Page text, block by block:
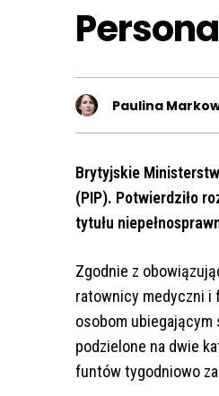
Paulina
Brytyjskie
(PIP). Potwierdziło
tytułu
Zgodnie z
ratownicy medyczni i
osobom
podzielone na dwie
funtów tygodniowo